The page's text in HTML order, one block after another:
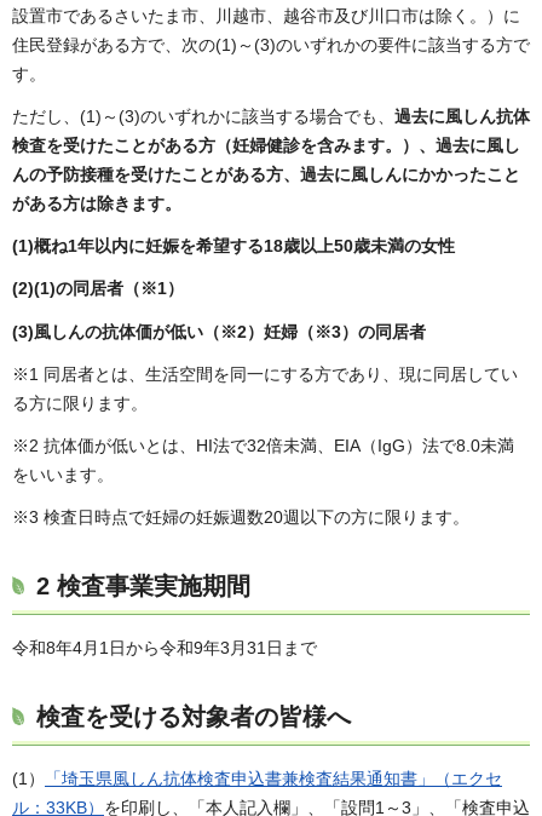
設置市であるさいたま市、川越市、越谷市及び川口市は除く。）に
住民登録がある方で、次の(1)～(3)のいずれかの要件に該当する方で
す。
ただし、(1)～(3)のいずれかに該当する場合でも、 過去に風しん抗体
検査を受けたことがある方（妊婦健診を含みます。）、過去に風し
んの予防接種を受けたことがある方、過去に風しんにかかったこと
がある方は除きます。
(1)概ね1年以内に妊娠を希望する18歳以上50歳未満の女性
(2)(1)の同居者（※1）
(3)風しんの抗体価が低い（※2）妊婦（※3）の同居者
※1 同居者とは、生活空間を同一にする方であり、現に同居してい
る方に限ります。
※2 抗体価が低いとは、HI法で32倍未満、EIA（IgG）法で8.0未満
をいいます。
※3 検査日時点で妊婦の妊娠週数20週以下の方に限ります。
2 検査事業実施期間
令和8年4月1日から令和9年3月31日まで
検査を受ける対象者の皆様へ
(1）
「埼玉県風しん抗体検査申込書兼検査結果通知書」（エクセ
ル：33KB） を印刷し、「本人記入欄」、「設問1～3」、「検査申込